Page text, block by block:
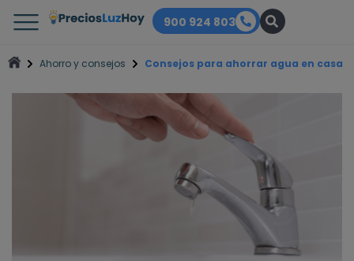
900 924 803
Ahorro y consejos Consejos para ahorrar agua en casa